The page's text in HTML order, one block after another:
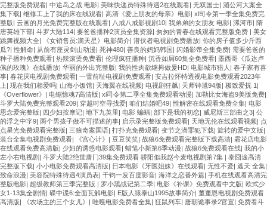
完整版免费观看| 中途岛之战 电影| 美味快递员特殊待遇2在线观看| 无双国士| 湄公河大案全
集下载| 维修工上了我的床在线观看| 高清《爱上朋友的母亲》电影| xl司令第一季全集免费完
整版| 云画的月光免费完整版在线观看| 八戒八戒影视剧10| 我弟弟的女朋友 电影| 漯河市| 隋
唐英雄下部| 斗罗大陆114| 要爸爸播种2演员全集资源| 匆匆的青春在线观看完整版免费 | 美女
跳舞视频大全| 《女销售员:满天星》电影简介| 潜伏者电视剧免费播放| 你的房子值多少斤西
瓜?|性解命| 从前有座灵剑山动漫| 死神480| 善良的妈妈韩国| 闪婚影帝全集免费| 需要爸爸的
种子播种免费观看| 热辣滚烫免费看| 伦理疯狂播种| 沉香如屑60集全免费看| 墨西哥《瓜达卢
佩的玫瑰》在线播放| 华丽的外出完整版| 我的性肉欲继拇做爰HD| 电影城市猎人 | 春子家有喜
事| 春花厌电视剧免费观看| 一雪前耻电视剧免费观看| 安吉拉怀特透视电影免费观看2023年
上| 现在我们相爱吗| 山海小饭馆| 天海翼在线视频| 电视剧狂飙| 天师钟馗94版| 极致爱抚 1 |
《Overflower》 | 电锯惊魂7高清版| xl司令第二季全集免费观看动漫| 加勒比女海盗9美版免费|
斗罗大陆免费完整观看209| 穿越时空寻找爱| 咱们结婚吧49|性解密在线观看免费全集| 电影
思念爱完整版| 四少妇按摩记| 地下九英里| 电影 蝙蝠| 部下是我的初恋| 威尼斯三部曲之3| 公
的浮之中字9| 两个男孩子做不可描述的事| 启示录完整版免费观看| 天地无伦在线观看视频| 点
点星光免费观看完整版| 三狼奇案国语| 打扑克免费观看| 变节之潜罪犯下载| 旋转的爱中文版|
装台全集电视剧免费观看| 《宫心计》 | 豆豆笑笑| 战狼6免费观看完整版下载高清| 霜花店电影
在线观看免费高清版| 少妇的诱惑电影观看| 蜡笔小新第6季动漫| 战狼6免费观看在线| 我的小
左小右电视剧 | 斗罗大陆2绝世唐门39集免费观看 骄阳似我赵今麦电视剧第7集 | 泰囧途高清
完整版下载| 小小电影免费观看高清版| 日本电影《牙医姐妹》在线观看| 无性不爱| 遮天 全集|
致命浪漫| 美容院特殊待遇4演员表| 千钧一发百度影音| 海洋之恋番外篇| 手机在线观看高清完
整版电影| 超级教师第三季完整版 | 罗小黑战记第二季| 电影《补课》免费观看中文版| 欧式少
女1-13集全剧情| 碟中谍6:全面瓦解电影| E版人猿泰山1995故事简介| 董董恩电视剧免费观看
高清版| 《农场主的三个女儿》 | 哇嘎电影免费看全集| 狂鼠列车| 唐朝诡事录2官宣| 免费看斗